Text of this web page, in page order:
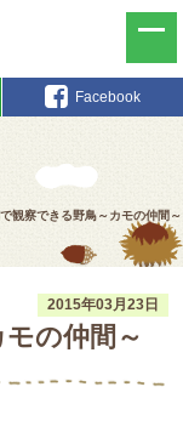
Facebook
観察できる野鳥～カモの仲間～
2015年03月23日
の仲間～